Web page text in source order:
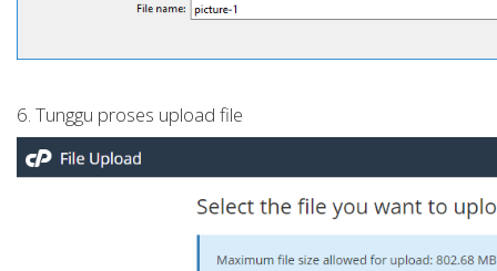
6. Tunggu proses upload file